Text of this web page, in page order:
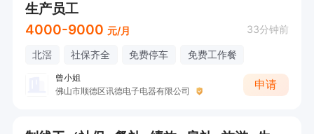
生产员工
4000-9000 元/月 33分钟前
北滘 社保齐全 免费停车 免费工作餐
曾小姐
佛山市顺德区讯德电子电器有限公司
申请